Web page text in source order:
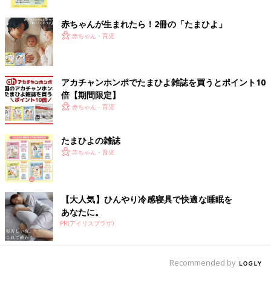
をのせる。
(3)ソースをかけてピザチーズをのせて、焼き色がつくまでトー
スターで焼く。
子どもの休日や自分の毎日のお昼ごはん。3食
つくるのはさすがに…と思っている方も多いの
ではないでしょうか。そこで、口コミサイト
えさちこさんにオススメレシピを聞きました。
レパートリーを増やすにはレシピ本が一番ですが、残り物＋チー
ズやソースをプラスするだけでも、アレンジ料理が完成するので
簡単ですね。
（取材・文／酒井範子、たまひよONLINE編集部）
※文中のコメントは「たまひよ」アプリユーザーから集めた体験
談を再編集したものです。
※記事の内容は2024年3月の情報で、現在と異なる場合がありま
す。
赤ちゃんが生まれたら！2冊の「たまひよ」
赤ちゃん・育児
アカチャンホンポでたまひよ雑誌を買うとポイント10
倍【期間限定】
赤ちゃん・育児
たまひよの雑誌
赤ちゃん・育児
【大人気】ひんやり冷感寝具で快適な睡眠を
あなたに。
PR(アイリスプラザ)
Recommended by